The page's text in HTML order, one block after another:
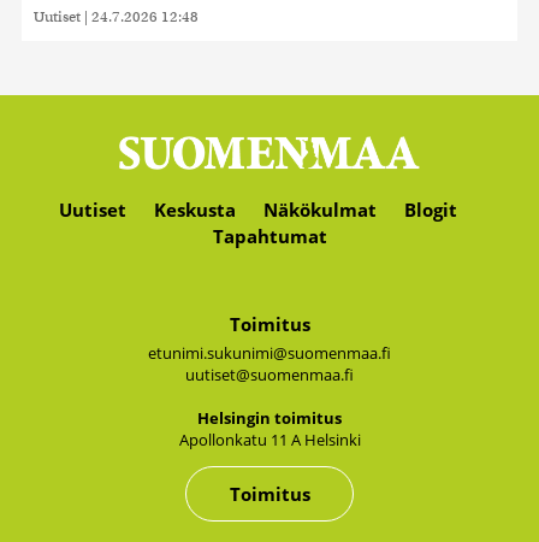
Uutiset | 24.7.2026 12:48
Uutiset Keskusta Näkökulmat
Blogit
Tapahtumat
Toimitus
etunimi.sukunimi@suomenmaa.fi
uutiset@suomenmaa.fi
Hel­sin­gin toi­mi­tus
Apol­lon­ka­tu 11 A Hel­sin­ki
Toimitus